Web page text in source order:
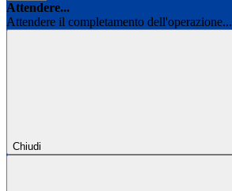
Attendere...
Attendere il completamento dell'operazione...
Chiudi